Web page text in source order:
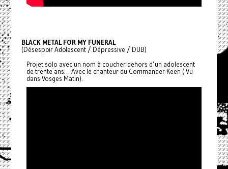
BLACK METAL FOR MY FUNERAL
(Désespoir Adolescent / Dépressive / DUB)
Projet solo avec un nom à coucher dehors d’un adolescent
de trente ans… Avec le chanteur du Commander Keen ( Vu
dans Vosges Matin).